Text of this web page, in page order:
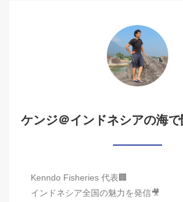
ケンジ＠インドネシアの海
Kenndo Fisheries 代表🏢
インドネシア全国の魅力を発信🎥